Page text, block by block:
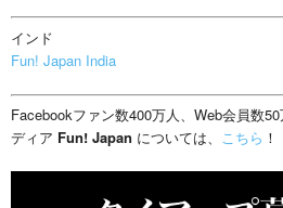
インド
Fun! Japan India
Facebookファン数400万人、Web会員数
ディア Fun! Japan については、 こちら ！